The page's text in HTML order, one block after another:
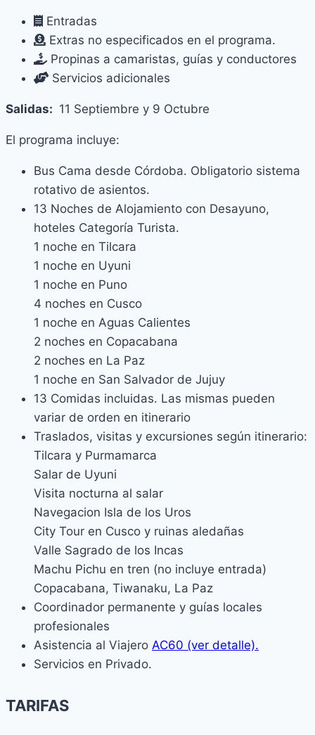
Entradas
Extras no especificados en el programa.
Propinas a camaristas, guías y conductores
Servicios adicionales
Salidas: 11 Septiembre y 9 Octubre
El programa incluye:
Bus Cama desde Córdoba. Obligatorio sistema
rotativo de asientos.
13 Noches de Alojamiento con Desayuno,
hoteles Categoría Turista.
1 noche en Tilcara
1 noche en Uyuni
1 noche en Puno
4 noches en Cusco
1 noche en Aguas Calientes
2 noches en Copacabana
2 noches en La Paz
1 noche en San Salvador de Jujuy
13 Comidas incluidas. Las mismas pueden
variar de orden en itinerario
Traslados, visitas y excursiones según itinerario:
Tilcara y Purmamarca
Salar de Uyuni
Visita nocturna al salar
Navegacion Isla de los Uros
City Tour en Cusco y ruinas aledañas
Valle Sagrado de los Incas
Machu Pichu en tren (no incluye entrada)
Copacabana, Tiwanaku, La Paz
Coordinador permanente y guías locales
profesionales
Asistencia al Viajero AC60 (ver detalle).
Servicios en Privado.
TARIFAS